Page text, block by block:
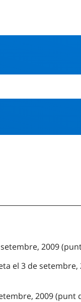
2009
el 3 de setembre,
2009 (punt